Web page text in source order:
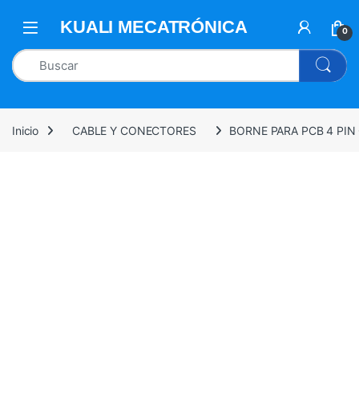
0
Inicio CABLE Y CONECTORES BORNE PARA PCB 4